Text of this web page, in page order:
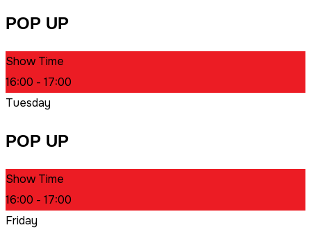
POP UP
Show Time
16:00 - 17:00
Tuesday
POP UP
Show Time
16:00 - 17:00
Friday